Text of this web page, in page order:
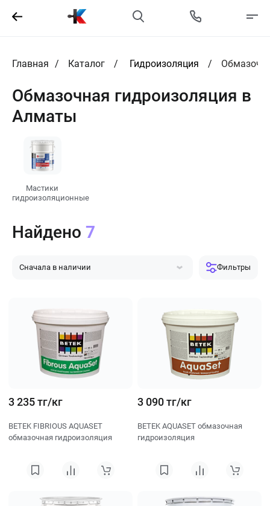
Главная Каталог Гидроизоляция
Обмазочная гидроизоляция в
Алматы
Мастики
гидроизоляционные
Сначала в наличии
Фильтры
Найдено 7
3 235 тг/кг
BETEK FIBRIOUS AQUASET
обмазочная гидроизоляция
3 090 тг/кг
BETEK AQUASET обмазочная
гидроизоляция